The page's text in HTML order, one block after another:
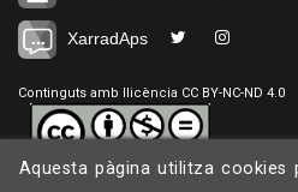
XarradAps
Continguts amb llicència CC BY-NC-ND 4.0
Aquesta pàgina utilitza cookies